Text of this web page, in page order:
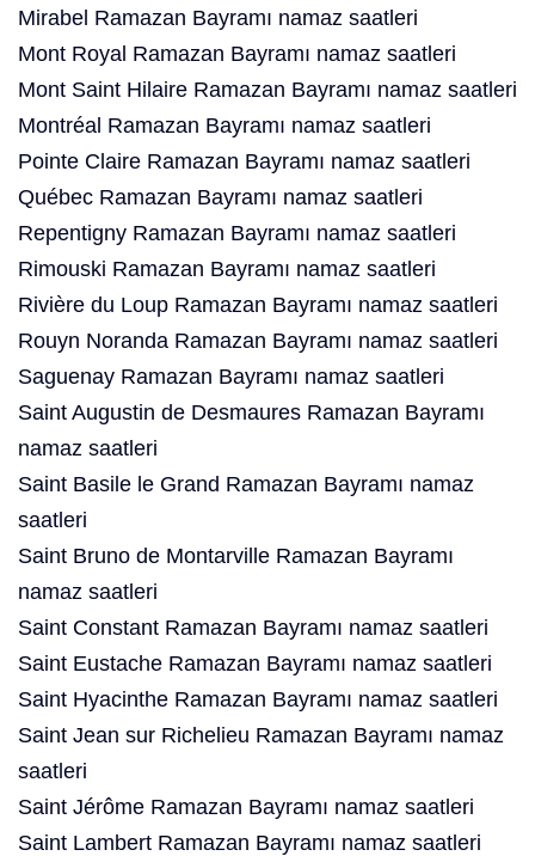
Mirabel Ramazan Bayramı namaz saatleri
Mont Royal Ramazan Bayramı namaz saatleri
Mont Saint Hilaire Ramazan Bayramı namaz saatleri
Montréal Ramazan Bayramı namaz saatleri
Pointe Claire Ramazan Bayramı namaz saatleri
Québec Ramazan Bayramı namaz saatleri
Repentigny Ramazan Bayramı namaz saatleri
Rimouski Ramazan Bayramı namaz saatleri
Rivière du Loup Ramazan Bayramı namaz saatleri
Rouyn Noranda Ramazan Bayramı namaz saatleri
Saguenay Ramazan Bayramı namaz saatleri
Saint Augustin de Desmaures Ramazan Bayramı
namaz saatleri
Saint Basile le Grand Ramazan Bayramı namaz
saatleri
Saint Bruno de Montarville Ramazan Bayramı
namaz saatleri
Saint Constant Ramazan Bayramı namaz saatleri
Saint Eustache Ramazan Bayramı namaz saatleri
Saint Hyacinthe Ramazan Bayramı namaz saatleri
Saint Jean sur Richelieu Ramazan Bayramı namaz
saatleri
Saint Jérôme Ramazan Bayramı namaz saatleri
Saint Lambert Ramazan Bayramı namaz saatleri